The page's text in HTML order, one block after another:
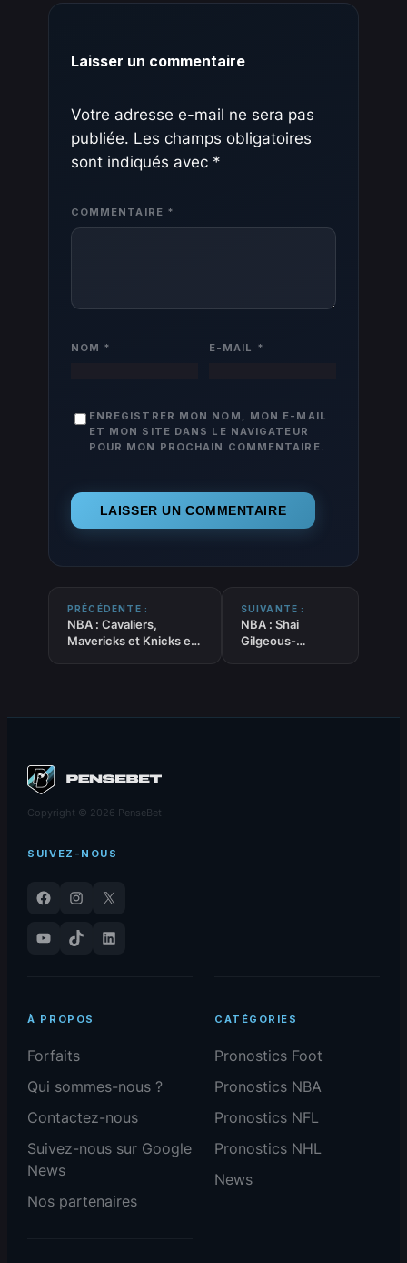
Laisser un commentaire
Votre adresse e-mail ne sera pas
publiée. Les champs obligatoires
sont indiqués avec *
COMMENTAIRE *
NOM * E-MAIL *
ENREGISTRER MON NOM, MON E-MAIL
ET MON SITE DANS LE NAVIGATEUR
POUR MON PROCHAIN COMMENTAIRE.
PRÉCÉDENTE :
NBA : Cavaliers,
Mavericks et Knicks en
NBA
SUIVANTE :
NBA : Shai
Gilgeous-
aux ESPYS
Copyright © 2026 PenseBet
SUIVEZ-NOUS
Facebook Instagram
X
YouTube
TikTok LinkedIn
À PROPOS
Forfaits
Qui sommes-nous ?
Contactez-nous
Suivez-nous sur Google
News
Nos partenaires
CATÉGORIES
Pronostics Foot
Pronostics NBA
Pronostics NFL
Pronostics NHL
News